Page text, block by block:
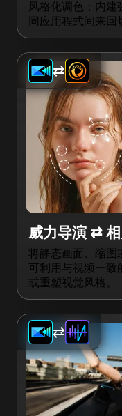
风格化调色；内
同应用程式间来回
威力导演 ⇄
将静态画面、缩图
可利用与视频一致
或重塑视觉风格。
⇄
⇄